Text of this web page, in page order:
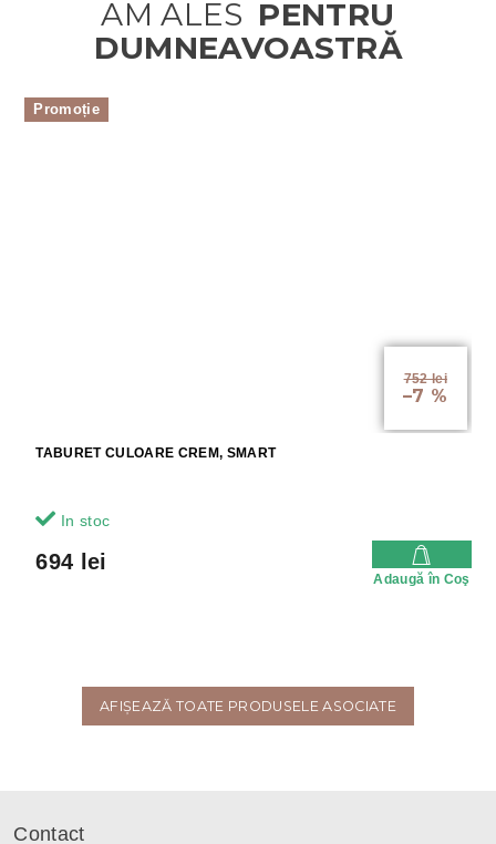
Promoție
752 lei
–7 %
TABURET CULOARE CREM, SMART
In stoc
694 lei
Adaugă în Coş
AFIŞEAZĂ TOATE PRODUSELE ASOCIATE
Contact